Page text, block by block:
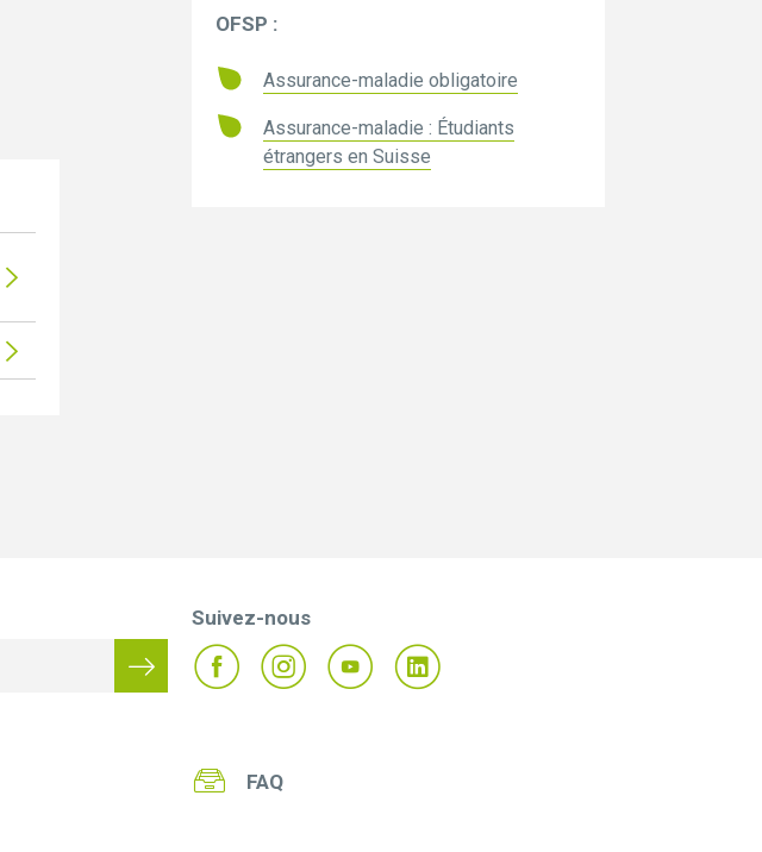
OFSP :
Assurance-maladie obligatoire
Assurance-maladie : Étudiants
étrangers en Suisse
FAQ
Suivez-nous